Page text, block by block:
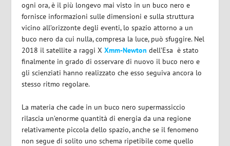
ogni ora, è il più longevo mai visto in un buco nero e
fornisce informazioni sulle dimensioni e sulla struttura
vicino all’orizzonte degli eventi, lo spazio attorno a un
buco nero da cui nulla, compresa la luce, può sfuggire. Nel
2018 il satellite a raggi XXmm-Newton dell’Esa è stato
finalmente in grado di osservare di nuovo il buco nero e
gli scienziati hanno realizzato che esso seguiva ancora lo
stesso ritmo regolare.
La materia che cade in un buco nero supermassiccio
rilascia un’enorme quantità di energia da una regione
relativamente piccola dello spazio, anche se il fenomeno
non segue di solito uno schema ripetibile come quello